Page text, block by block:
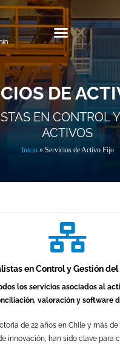
DE
EN CONTROL
ACTIVOS
Inicio» Servicios de Activo Fijo
en Control y Gestión
los servicios asociados al
valoración y software
de 22 años en Chile y más
innovación, han sido clave para